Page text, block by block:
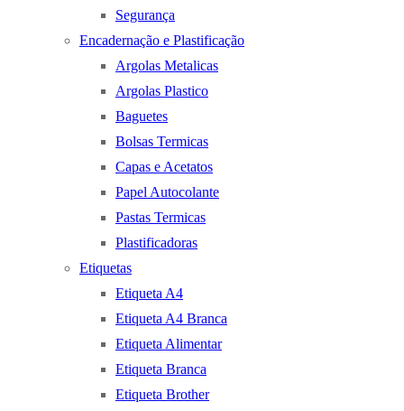
Segurança
Encadernação e Plastificação
Argolas Metalicas
Argolas Plastico
Baguetes
Bolsas Termicas
Capas e Acetatos
Papel Autocolante
Pastas Termicas
Plastificadoras
Etiquetas
Etiqueta A4
Etiqueta A4 Branca
Etiqueta Alimentar
Etiqueta Branca
Etiqueta Brother